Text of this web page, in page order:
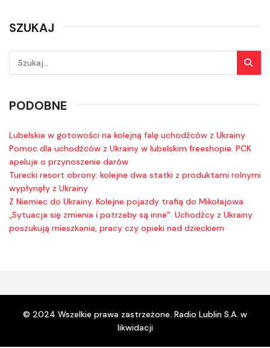
SZUKAJ
PODOBNE
Lubelskie w gotowości na kolejną falę uchodźców z Ukrainy
Pomoc dla uchodźców z Ukrainy w lubelskim freeshopie. PCK
apeluje o przynoszenie darów
Turecki resort obrony: kolejne dwa statki z produktami rolnymi
wypłynęły z Ukrainy
Z Niemiec do Ukrainy. Kolejne pojazdy trafią do Mikołajowa
„Sytuacja się zmienia i potrzeby są inne”. Uchodźcy z Ukrainy
poszukują mieszkania, pracy czy opieki nad dzieckiem
© 2024 Wszelkie prawa zastrzeżone. Radio Lublin S.A. w
likwidacji